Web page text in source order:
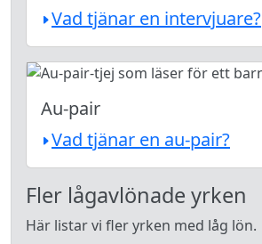
Vad tjänar en intervjuare?
Au-pair
Vad tjänar en au-pair?
Fler lågavlönade yrken
Här listar vi fler yrken med låg lön.